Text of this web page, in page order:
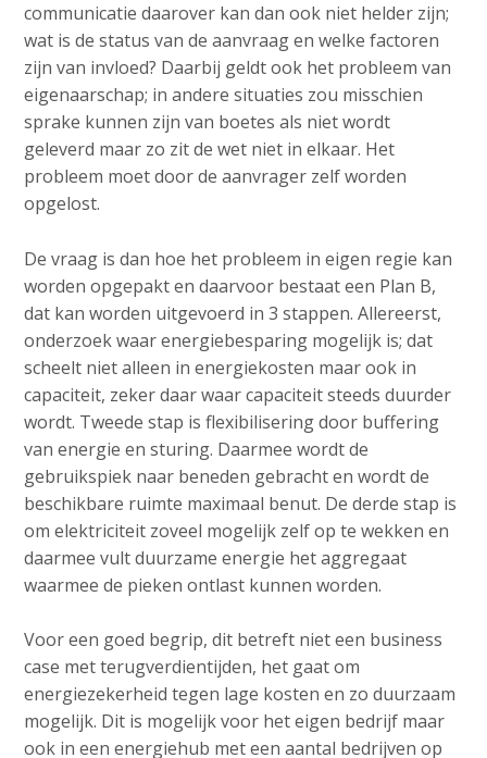
communicatie daarover kan dan ook niet helder zijn;
wat is de status van de aanvraag en welke factoren
zijn van invloed? Daarbij geldt ook het probleem van
eigenaarschap; in andere situaties zou misschien
sprake kunnen zijn van boetes als niet wordt
geleverd maar zo zit de wet niet in elkaar. Het
probleem moet door de aanvrager zelf worden
opgelost.
De vraag is dan hoe het probleem in eigen regie kan
worden opgepakt en daarvoor bestaat een Plan B,
dat kan worden uitgevoerd in 3 stappen. Allereerst,
onderzoek waar energiebesparing mogelijk is; dat
scheelt niet alleen in energiekosten maar ook in
capaciteit, zeker daar waar capaciteit steeds duurder
wordt. Tweede stap is flexibilisering door buffering
van energie en sturing. Daarmee wordt de
gebruikspiek naar beneden gebracht en wordt de
beschikbare ruimte maximaal benut. De derde stap is
om elektriciteit zoveel mogelijk zelf op te wekken en
daarmee vult duurzame energie het aggregaat
waarmee de pieken ontlast kunnen worden.
Voor een goed begrip, dit betreft niet een business
case met terugverdientijden, het gaat om
energiezekerheid tegen lage kosten en zo duurzaam
mogelijk. Dit is mogelijk voor het eigen bedrijf maar
ook in een energiehub met een aantal bedrijven op